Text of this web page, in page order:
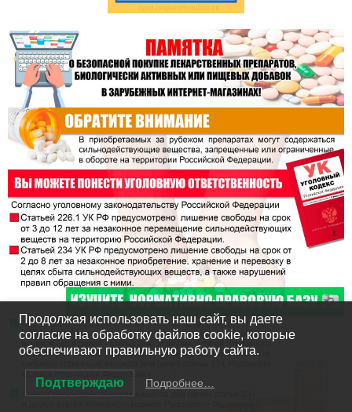
Продолжая использовать наш сайт, вы даете
согласие на обработку файлов cookie, которые
обеспечивают правильную работу сайта.
Подтверждаю Подробнее…